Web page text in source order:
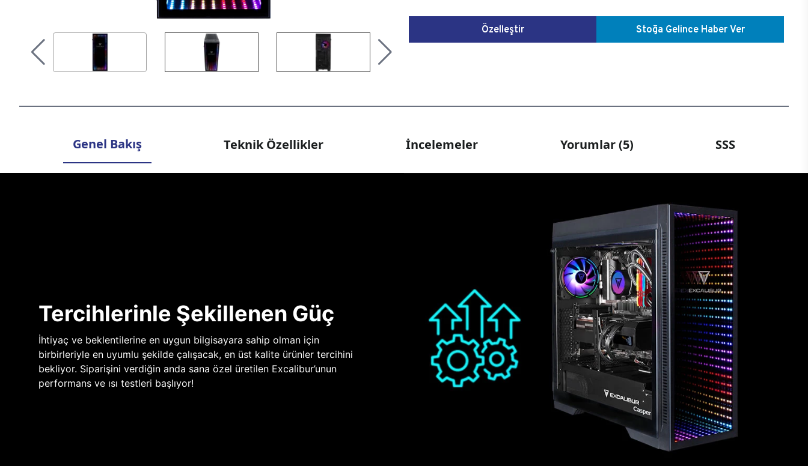
Özelleştir Stoğa Gelince Haber Ver
Genel Bakış Teknik Özellikler İncelemeler Yorumlar (5) SSS
Tercihlerinle Şekillenen Güç
İhtiyaç ve beklentilerine en uygun bilgisayara sahip olman için
birbirleriyle en uyumlu şekilde çalışacak, en üst kalite ürünler tercihini
bekliyor. Siparişini verdiğin anda sana özel üretilen Excalibur’unun
performans ve ısı testleri başlıyor!